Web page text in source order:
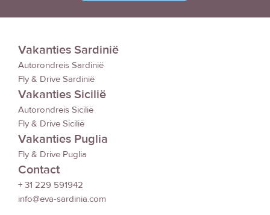
Vakanties Sardinië
Autorondreis Sardinië
Fly & Drive Sardinië
Vakanties Sicilië
Autorondreis Sicilië
Fly & Drive Sicilië
Vakanties Puglia
Fly & Drive Puglia
Contact
+ 31 229 591942
info@eva-sardinia.com